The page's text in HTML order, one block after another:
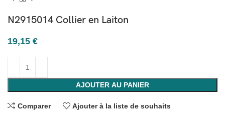
N2915014 Collier en Laiton
19,15 €
AJOUTER AU PANIER
Comparer Ajouter à la liste de souhaits